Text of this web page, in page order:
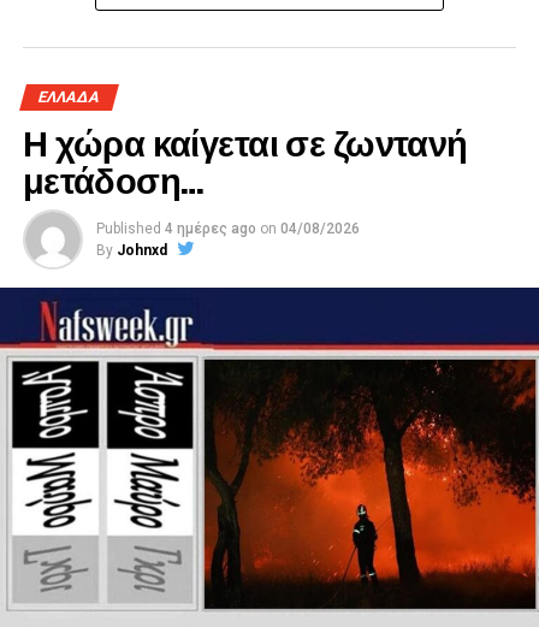
Ο Πρόεδρος
Η Γραμματέας
Κόκλα Κατερίνα
ΕΛΛΑΔΑ
Η χώρα καίγεται σε ζωντανή
μετάδοση…
Published 4 ημέρες ago on 04/08/2026
By Johnxd